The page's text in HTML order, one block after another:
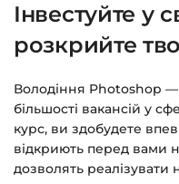
Інвестуйте у
розкрийте
Володіння Photoshop —
більшості вакансій у
курс, ви здобудете
відкриють перед вами
дозволять реалізувати